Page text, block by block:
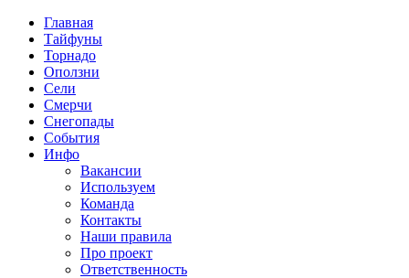
Главная
Тайфуны
Торнадо
Оползни
Сели
Смерчи
Снегопады
События
Инфо
Вакансии
Используем
Команда
Контакты
Наши правила
Про проект
Ответственность